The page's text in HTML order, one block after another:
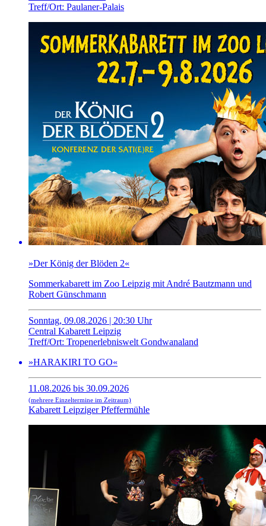
Treff/Ort: Paulaner-Palais
»Der König der Blöden 2«
Sommerkabarett im Zoo Leipzig mit André Bautzmann und
Robert Günschmann
Sonntag, 09.08.2026 | 20:30 Uhr
Central Kabarett Leipzig
Treff/Ort: Tropenerlebniswelt Gondwanaland
»HARAKIRI TO GO«
11.08.2026 bis 30.09.2026
(mehrere Einzeltermine im Zeitraum)
Kabarett Leipziger Pfeffermühle